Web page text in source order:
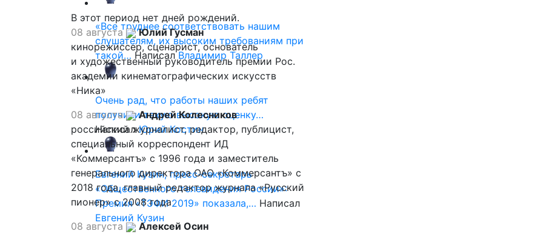
«Все труднее соответствовать нашим
слушателям, их высоким требованиям при
такой… НаписалВладимир Таллер
Очень рад, что работы наших ребят
получили такую высокую оценку…
НаписалЮрий Костин
Евгений Кузин, пресс-секретарь
«Общественного телевидения России»:
Премия «ТЭФИ 2019» показала,… Написал
Евгений Кузин
В этот период нет дней рождений.
08 августа
Юлий Гусман
кинорежиссер, сценарист, основатель
и художественный руководитель премии Рос.
академии кинематографических искусств
«Ника»
08 августа
Андрей Колесников
российский журналист, редактор, публицист,
специальный корреспондент ИД
«Коммерсантъ» с 1996 года и заместитель
генерального директора ОАО «Коммерсантъ» с
2018 года, главный редактор журнала «Русский
пионер» с 2008 года
08 августа
Алексей Осин